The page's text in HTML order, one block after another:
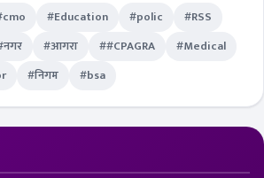
#Education #polic
#RSS
#आगरा ##CPAGRA
#Medical
#निगम #bsa